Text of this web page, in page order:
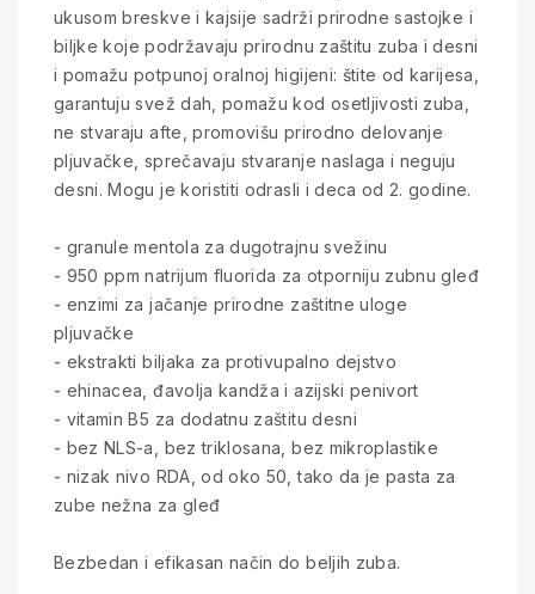
ukusom breskve i kajsije sadrži prirodne sastojke i
biljke koje podržavaju prirodnu zaštitu zuba i desni
i pomažu potpunoj oralnoj higijeni: štite od karijesa,
garantuju svež dah, pomažu kod osetljivosti zuba,
ne stvaraju afte, promovišu prirodno delovanje
pljuvačke, sprečavaju stvaranje naslaga i neguju
desni. Mogu je koristiti odrasli i deca od 2. godine.
- granule mentola za dugotrajnu svežinu
- 950 ppm natrijum fluorida za otporniju zubnu gleđ
- enzimi za jačanje prirodne zaštitne uloge
pljuvačke
- ekstrakti biljaka za protivupalno dejstvo
- ehinacea, đavolja kandža i azijski penivort
- vitamin B5 za dodatnu zaštitu desni
- bez NLS-a, bez triklosana, bez mikroplastike
- nizak nivo RDA, od oko 50, tako da je pasta za
zube nežna za gleđ
Bezbedan i efikasan način do beljih zuba.